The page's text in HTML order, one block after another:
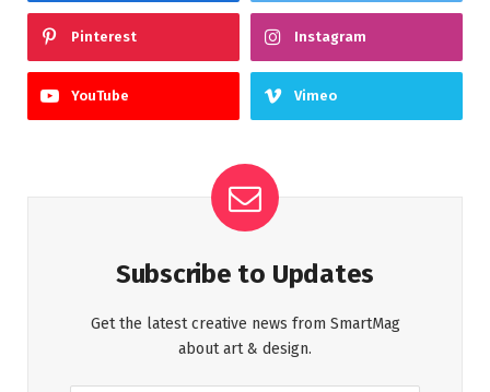
Pinterest Instagram
YouTube Vimeo
Subscribe to Updates
Get the latest creative news from SmartMag
about art & design.